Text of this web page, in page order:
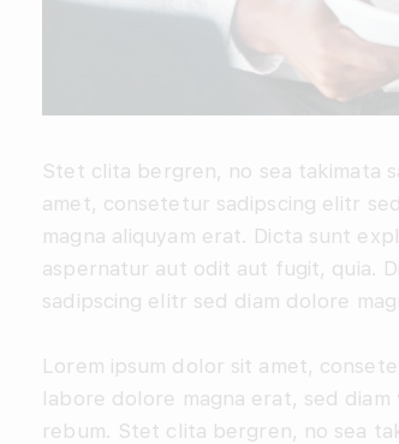
Stet clita bergren, no sea takimata
amet, consetetur sadipscing elitr
magna aliquyam erat. Dicta sunt
aspernatur aut odit aut fugit, quia.
sadipscing elitr sed diam dolore
Lorem ipsum dolor sit amet,
labore dolore magna erat, sed
rebum. Stet clita bergren, no sea